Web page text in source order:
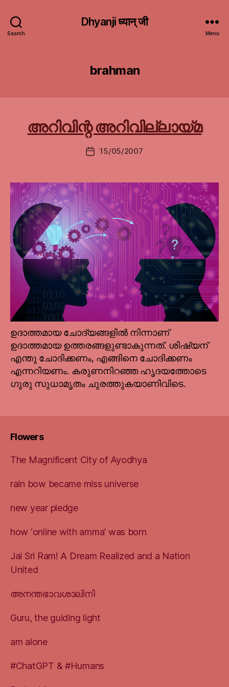
Search
Dhyanji ध्यान् जी
Menu
brahman
അറിവിന്റ അറിവില്ലായ്മ
Post15/05/2007
ഉദാത്തമായ ചോദ്യങ്ങളില്‍ നിന്നാണ്
ഉദാത്തമായ ഉത്തരങ്ങളുണ്ടാകുന്നത്. ശിഷ്യന്
എന്തു ചോദിക്കണം, എങ്ങിനെ ചോദിക്കണം
എന്നറിയണം. കരുണനിറഞ്ഞ ഹൃദയത്തോടെ
ഗുരു സുധാമൃതം ചുരത്തുകയാണിവിടെ.
Flowers
The Magnificent City of Ayodhya
rain bow became miss universe
new year pledge
how ‘online with amma’ was born
Jai Sri Ram! A Dream Realized and a Nation
United
അനന്തഭാവശാലിനി
Guru, the guiding light
am alone
#ChatGPT & #Humans